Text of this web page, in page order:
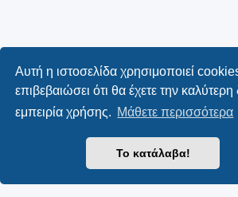
Αυτή η ιστοσελίδα χρησιμοποιεί
επιβεβαιώσει ότι θα έχετε την
εμπειρία χρήσης. Μάθετε περισσότερα
Το κατάλαβα!